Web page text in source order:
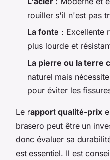
rouiller s'il n'est pas
La fonte : Excellente
plus lourde et
La pierre ou la terre
naturel mais
pour éviter les
Le rapport qualité-prix
brasero peut être un
donc évaluer sa
est essentiel. Il est